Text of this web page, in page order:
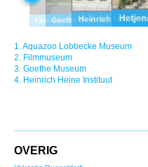
1.Aquazoo Lobbecke Museum
2. Filmmuseum
3. Goethe Museum
4. Heinrich Heine Instituut
OVERIG